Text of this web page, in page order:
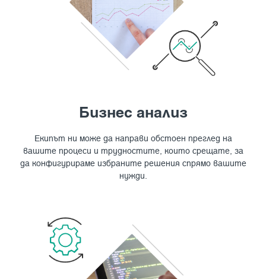
Бизнес анализ
Екипът ни може да направи обстоен преглед на
вашите процеси и трудностите, които срещате, за
да конфигурираме избраните решения спрямо вашите
нужди.